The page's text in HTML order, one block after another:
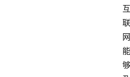
互
联
网
能
够